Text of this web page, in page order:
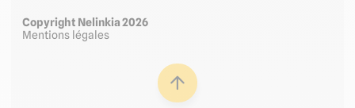
Copyright Nelinkia 2026
Mentions légales